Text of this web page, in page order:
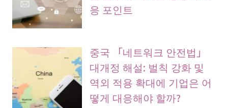
응 포인트
중국 「네트워크 안전법」
대개정 해설: 벌칙 강화 및
역외 적용 확대에 기업은 어
떻게 대응해야 할까?